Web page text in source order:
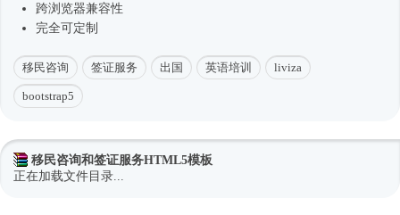
跨浏览器兼容性
完全可定制
移民咨询 签证服务 出国 英语培训 liviza
bootstrap5
移民咨询和签证服务HTML5模板
正在加载文件目录...